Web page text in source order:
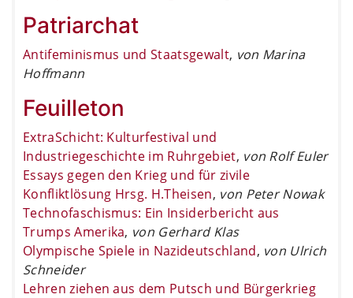
Patriarchat
Antifeminismus und Staatsgewalt, von Marina
Hoffmann
Feuilleton
ExtraSchicht: Kulturfestival und
Industriegeschichte im Ruhrgebiet, von Rolf Euler
Essays gegen den Krieg und für zivile
Konfliktlösung Hrsg. H.Theisen, von Peter Nowak
Technofaschismus: Ein Insiderbericht aus
Trumps Amerika, von Gerhard Klas
Olympische Spiele in Nazideutschland, von Ulrich
Schneider
Lehren ziehen aus dem Putsch und Bürgerkrieg